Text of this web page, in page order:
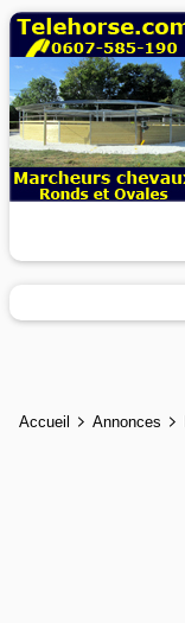
Accueil Annonces